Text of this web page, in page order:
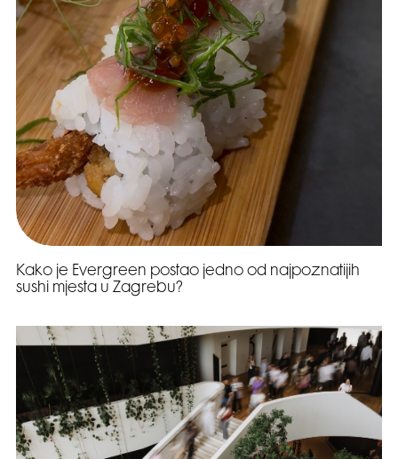
Kako je Evergreen postao jedno od najpoznatijih
sushi mjesta u Zagrebu?